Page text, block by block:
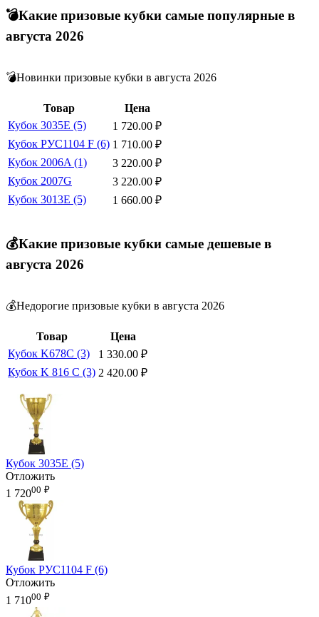
💣Какие призовые кубки самые популярные в
августа 2026
💣Новинки призовые кубки в августа 2026
Товар
Цена
Кубок 3035E (5)
1 720.00 ₽
Кубок РУС1104 F (6) 1 710.00 ₽
Кубок 2006A (1)
3 220.00 ₽
Кубок 2007G
3 220.00 ₽
Кубок 3013E (5)
1 660.00 ₽
💰Какие призовые кубки самые дешевые в
августа 2026
💰Недорогие призовые кубки в августа 2026
Товар
Цена
Кубок K678C (3)
1 330.00 ₽
Кубок K 816 C (3) 2 420.00 ₽
Кубок 3035E (5)
Отложить
1 72000 ₽
Кубок РУС1104 F (6)
Отложить
1 71000 ₽